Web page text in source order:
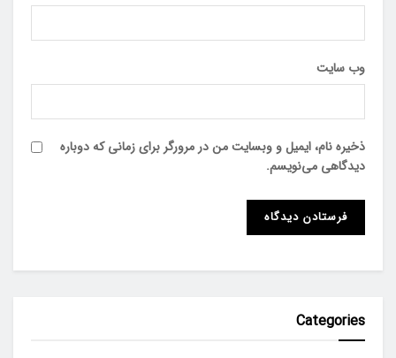
وب‌ سایت
ذخیره نام، ایمیل و وبسایت من در مرورگر برای زمانی که دوباره
دیدگاهی می‌نویسم.
Categories